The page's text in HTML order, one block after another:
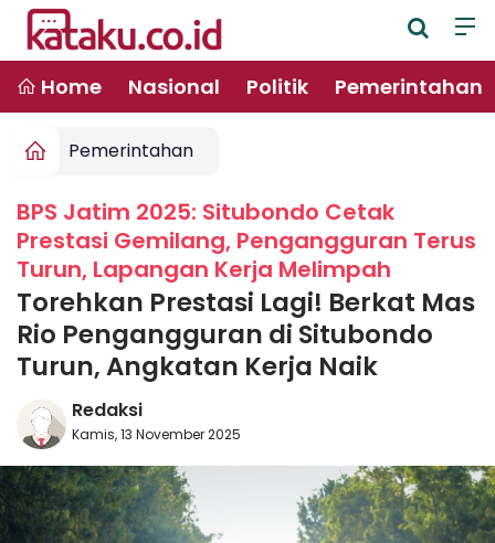
Home Nasional Politik Pemerintahan
Pemerintahan
BPS Jatim 2025: Situbondo Cetak
Prestasi Gemilang, Pengangguran Terus
Turun, Lapangan Kerja Melimpah
Torehkan Prestasi Lagi! Berkat Mas
Rio Pengangguran di Situbondo
Turun, Angkatan Kerja Naik
Redaksi
Kamis, 13 November 2025